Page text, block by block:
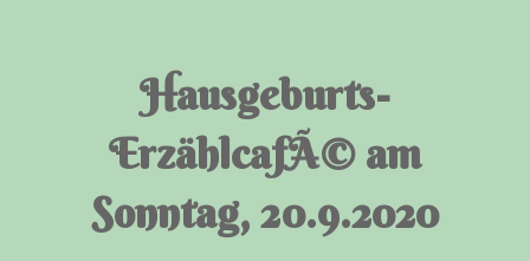
Hausgeburts-
ErzählcafÃ© am
Sonntag, 20.9.2020